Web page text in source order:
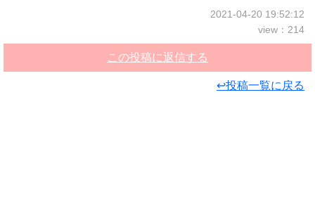
2021-04-20 19:52:12
view：214
この投稿に返信する
↩投稿一覧に戻る